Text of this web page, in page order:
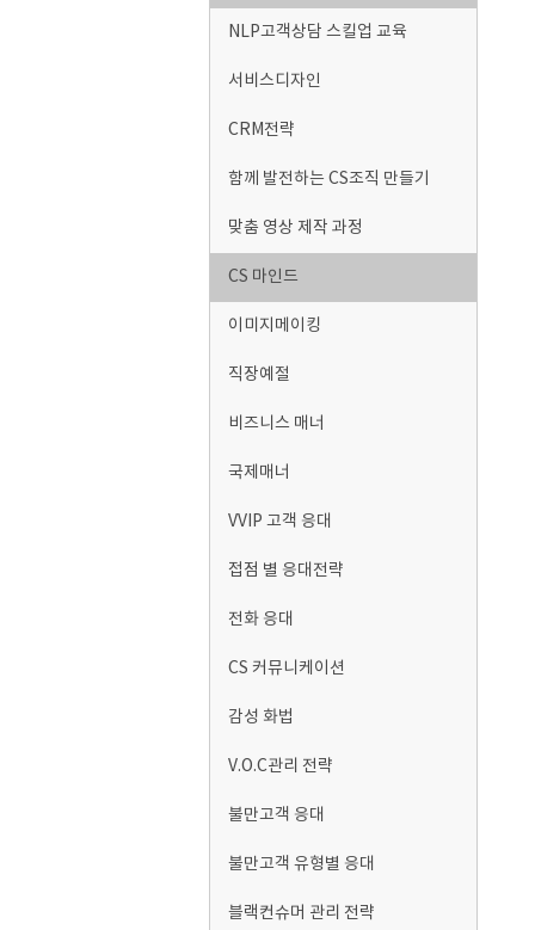
NLP고객상담 스킬업 교육
서비스디자인
CRM전략
함께 발전하는 CS조직 만들기
맞춤 영상 제작 과정
CS 마인드
이미지메이킹
직장예절
비즈니스 매너
국제매너
VVIP 고객 응대
접점 별 응대전략
전화 응대
CS 커뮤니케이션
감성 화법
V.O.C관리 전략
불만고객 응대
불만고객 유형별 응대
블랙컨슈머 관리 전략